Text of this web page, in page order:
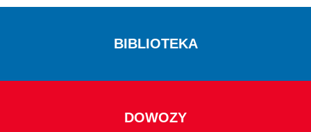
BIBLIOTEKA
DOWOZY